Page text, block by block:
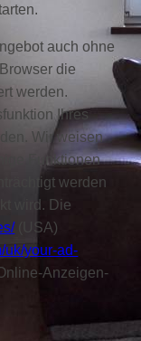
auch ohne
die
werden.
Ihres
Wir weisen
Funktionen
werden
wird. Die
(USA)
uk/your-ad-
Anzeigen-